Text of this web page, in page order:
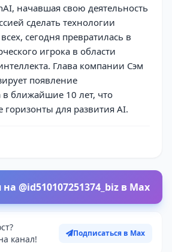
начавшая свою деятельность
сделать технологии
сегодня превратилась в
игрока в области
Глава компании Сэм
появление
в ближайшие 10 лет, что
горизонты для развития AI.
@id510107251374_biz в Max
канал!
Подписаться в Max